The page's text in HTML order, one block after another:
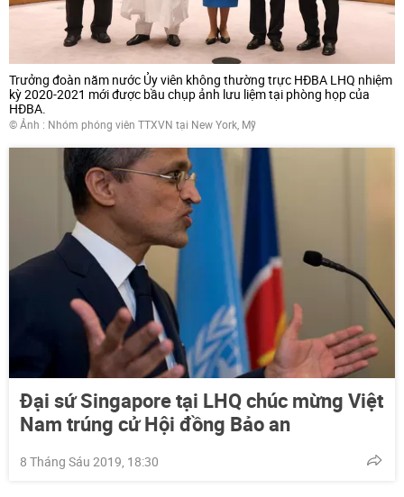
Trưởng đoàn năm nước Ủy viên không thường trực HĐBA LHQ nhiệm
kỳ 2020-2021 mới được bầu chụp ảnh lưu liệm tại phòng họp của
HĐBA.
© Ảnh : Nhóm phóng viên TTXVN tại New York, Mỹ
Đại sứ Singapore tại LHQ chúc mừng Việt
Nam trúng cử Hội đồng Bảo an
8 Tháng Sáu 2019, 18:30